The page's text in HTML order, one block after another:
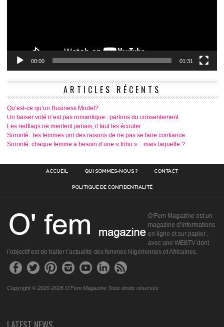
00:00 01:31
ARTICLES RÉCENTS
Qu’est-ce qu’un Business Model?
Un baiser volé n’est pas romantique : parlons du consentement
Les redflags ne mentent jamais, il faut les écouter
Sororité : les femmes ont des raisons de ne pas se faire confiance
Sororité: chaque femme a besoin d’une « tribu »…mais laquelle ?
ACCUEIL QUI SOMMES-NOUS ? CONTACT
POLITIQUE DE CONFIDENTIALITÉ
O’Fem Magazine est un
magazine d’informations
en ligne et sur papier ,
avec une WEBTV dont
l’objectif est de traiter l’actualité des femmes Nigériennes et Africaines.
Copyright © 2020-2026 O'Fem Magazine Tous droits réservés
LATEST NEWS